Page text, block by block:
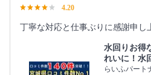
4.20
丁寧な対応と仕事ぶりに感謝申し
水回りお得
れいに！水
らいふパート